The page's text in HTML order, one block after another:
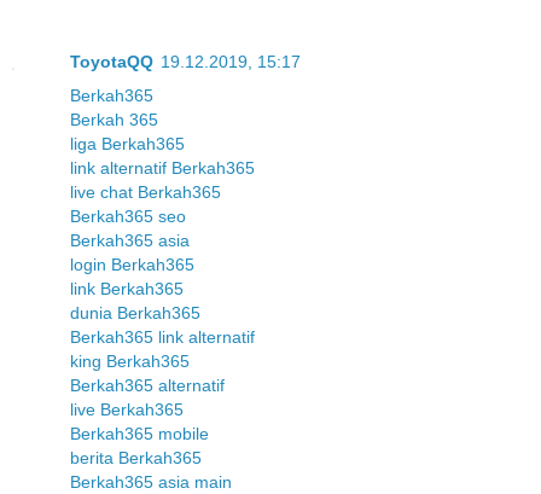
ToyotaQQ 19.12.2019, 15:17
Berkah365
Berkah 365
liga Berkah365
link alternatif Berkah365
live chat Berkah365
Berkah365 seo
Berkah365 asia
login Berkah365
link Berkah365
dunia Berkah365
Berkah365 link alternatif
king Berkah365
Berkah365 alternatif
live Berkah365
Berkah365 mobile
berita Berkah365
Berkah365 asia main